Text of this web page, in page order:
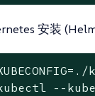
安装
--